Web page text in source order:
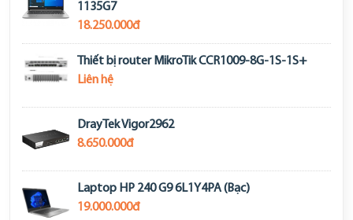
1135G7
18.250.000đ
Thiết bị router MikroTik CCR1009-8G-1S-1S+
Liên hệ
DrayTek Vigor2962
8.650.000đ
Laptop HP 240 G9 6L1Y4PA (Bạc)
19.000.000đ